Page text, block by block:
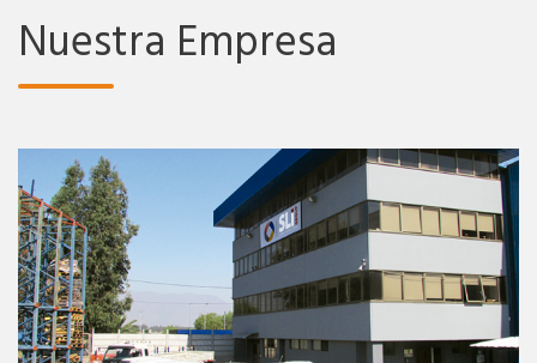
Nuestra Empresa